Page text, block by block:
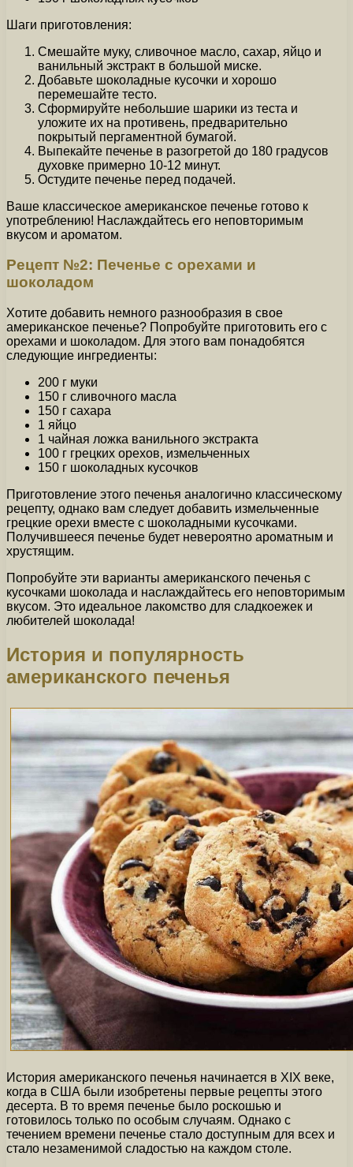
Шаги приготовления:
Смешайте муку, сливочное масло, сахар, яйцо и
ванильный экстракт в большой миске.
Добавьте шоколадные кусочки и хорошо
перемешайте тесто.
Сформируйте небольшие шарики из теста и
уложите их на противень, предварительно
покрытый пергаментной бумагой.
Выпекайте печенье в разогретой до 180 градусов
духовке примерно 10-12 минут.
Остудите печенье перед подачей.
Ваше классическое американское печенье готово к
употреблению! Наслаждайтесь его неповторимым
вкусом и ароматом.
Рецепт №2: Печенье с орехами и
шоколадом
Хотите добавить немного разнообразия в свое
американское печенье? Попробуйте приготовить его с
орехами и шоколадом. Для этого вам понадобятся
следующие ингредиенты:
200 г муки
150 г сливочного масла
150 г сахара
1 яйцо
1 чайная ложка ванильного экстракта
100 г грецких орехов, измельченных
150 г шоколадных кусочков
Приготовление этого печенья аналогично классическому
рецепту, однако вам следует добавить измельченные
грецкие орехи вместе с шоколадными кусочками.
Получившееся печенье будет невероятно ароматным и
хрустящим.
Попробуйте эти варианты американского печенья с
кусочками шоколада и наслаждайтесь его неповторимым
вкусом. Это идеальное лакомство для сладкоежек и
любителей шоколада!
История и популярность
американского печенья
История американского печенья начинается в XIX веке,
когда в США были изобретены первые рецепты этого
десерта. В то время печенье было роскошью и
готовилось только по особым случаям. Однако с
течением времени печенье стало доступным для всех и
стало незаменимой сладостью на каждом столе.